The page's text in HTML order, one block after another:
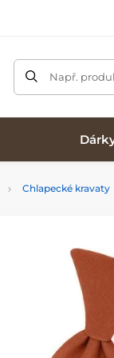
Např.
Chlapecké kravaty